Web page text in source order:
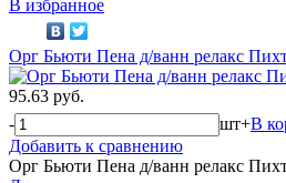
В избранное
Орг Бьюти Пена д/ванн релакс
95.63 руб.
-
шт+В
Добавить к сравнению
Орг Бьюти Пена д/ванн релакс